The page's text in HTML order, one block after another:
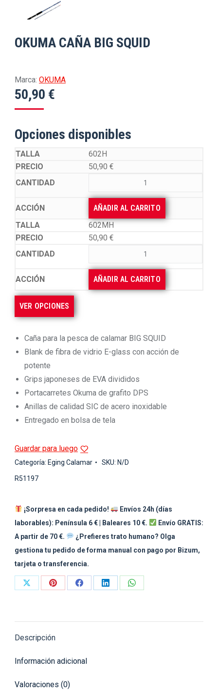
OKUMA CAÑA BIG SQUID
Marca: OKUMA
50,90 €
Opciones disponibles
602H
50,90 €
AÑADIR AL CARRITO
602MH
50,90 €
AÑADIR AL CARRITO
VER OPCIONES
Caña para la pesca de calamar BIG SQUID
Blank de fibra de vidrio E-glass con acción de
potente
Grips japoneses de EVA divididos
Portacarretes Okuma de grafito DPS
Anillas de calidad SIC de acero inoxidable
Entregado en bolsa de tela
Guardar para luego
Categoría: Eging Calamar SKU: N/D
R51197
¡Sorpresa en cada pedido!
Envíos 24h (días
laborables): Península 6 € | Baleares 10 €.
Envío GRATIS:
A partir de 70 €.
¿Prefieres trato humano? Olga
gestiona tu pedido de forma manual con pago por Bizum,
tarjeta o transferencia.
Share
Share
Share
Share
Share
Descripción
Información adicional
Valoraciones (0)